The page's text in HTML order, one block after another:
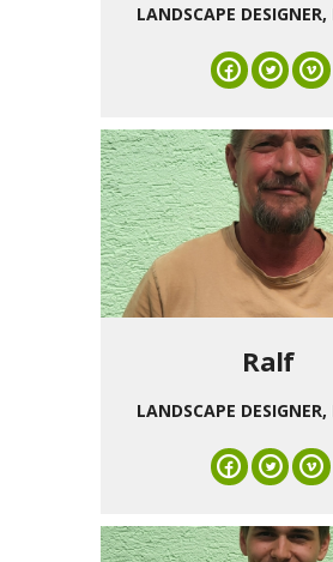
LANDSCAPE DESIGNER,
Ralf
LANDSCAPE DESIGNER,